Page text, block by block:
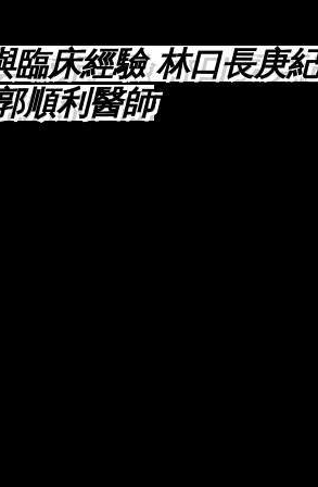
臨床經驗 林口長庚
順利醫師